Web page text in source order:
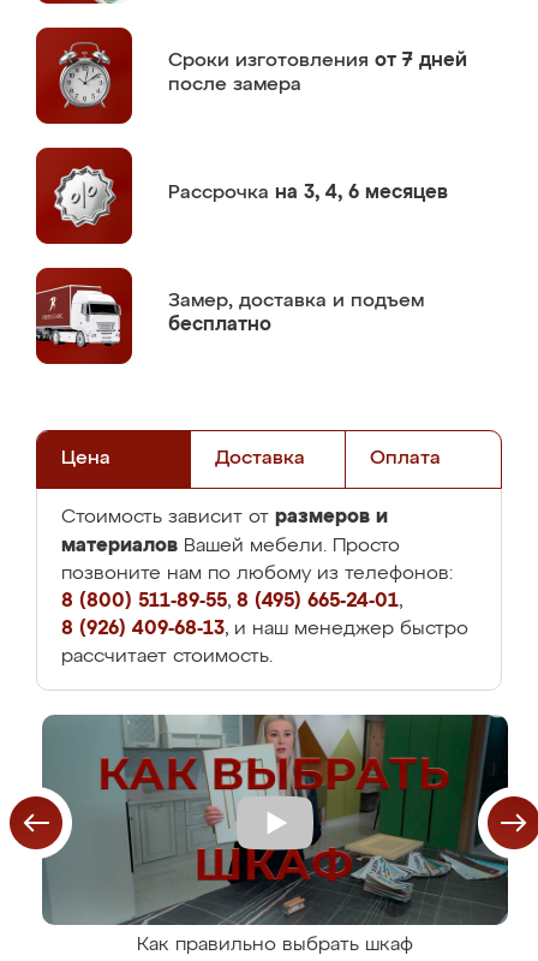
Сроки изготовления от 7 дней
после замера
Рассрочка на 3, 4, 6 месяцев
Замер, доставка и подъем
бесплатно
Цена Доставка Оплата
Стоимость зависит от размеров и
материалов Вашей мебели. Просто
позвоните нам по любому из телефонов:
8 (800) 511-89-55, 8 (495) 665-24-01,
8 (926) 409-68-13, и наш менеджер быстро
рассчитает стоимость.
Как правильно выбрать шкаф